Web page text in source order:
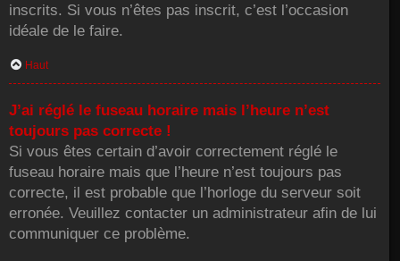
inscrits. Si vous n’êtes pas inscrit, c’est l’occasion
idéale de le faire.
Haut
J’ai réglé le fuseau horaire mais l’heure n’est
toujours pas correcte !
Si vous êtes certain d’avoir correctement réglé le
fuseau horaire mais que l’heure n’est toujours pas
correcte, il est probable que l’horloge du serveur soit
erronée. Veuillez contacter un administrateur afin de lui
communiquer ce problème.